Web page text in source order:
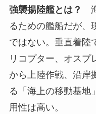
強襲揚陸艦とは？
るための艦船だが、
ではない。垂直着陸
リコプター、オスプ
から上陸作戦、沿岸
る「海上の移動基地
用性は高い。